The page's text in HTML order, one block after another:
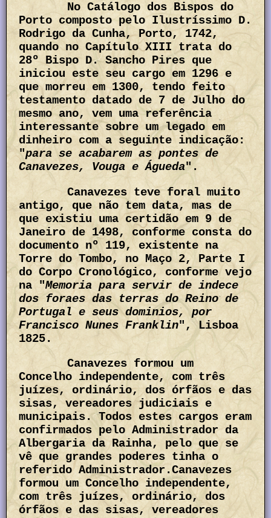
No Catálogo dos Bispos do
Porto composto pelo Ilustríssimo D.
Rodrigo da Cunha, Porto, 1742,
quando no Capítulo XIII trata do
28º Bispo D. Sancho Pires que
iniciou este seu cargo em 1296 e
que morreu em 1300, tendo feito
testamento datado de 7 de Julho do
mesmo ano, vem uma referência
interessante sobre um legado em
dinheiro com a seguinte indicação:
"para se acabarem as pontes de
Canavezes, Vouga e Águeda".
Canavezes teve foral muito
antigo, que não tem data, mas de
que existiu uma certidão em 9 de
Janeiro de 1498, conforme consta do
documento nº 119, existente na
Torre do Tombo, no Maço 2, Parte I
do Corpo Cronológico, conforme vejo
na "Memoria para servir de indece
dos foraes das terras do Reino de
Portugal e seus dominios, por
Francisco Nunes Franklin", Lisboa
1825.
Canavezes formou um
Concelho independente, com três
juízes, ordinário, dos órfãos e das
sisas, vereadores judiciais e
municipais. Todos estes cargos eram
confirmados pelo Administrador da
Albergaria da Rainha, pelo que se
vê que grandes poderes tinha o
referido Administrador.Canavezes
formou um Concelho independente,
com três juízes, ordinário, dos
órfãos e das sisas, vereadores